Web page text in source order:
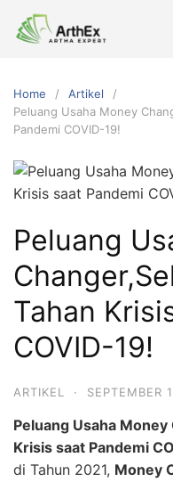
Home
Artikel
Peluang Usaha Money
Pandemi COVID-19!
Peluang
Tahan
COVID-19!
ARTIKEL · SEPTEMBER
Peluang Usaha
Krisis saat Pandemi
di Tahun 2021, Money